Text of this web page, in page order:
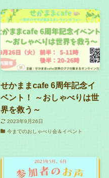
せかままcafe 6周年記念イ
ベント！ ～おしゃべりは世
界を救う～
2023年9月26日
今までのおしゃべり会＆イベント